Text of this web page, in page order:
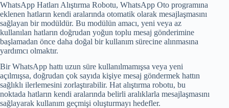
WhatsApp Hatları Alıştırma Robotu, WhatsApp Oto programına
eklenen hatların kendi aralarında otomatik olarak mesajlaşmasını
sağlayan bir modüldür. Bu modülün amacı, yeni veya az
kullanılan hatların doğrudan yoğun toplu mesaj gönderimine
başlamadan önce daha doğal bir kullanım sürecine alınmasına
yardımcı olmaktır.
Bir WhatsApp hattı uzun süre kullanılmamışsa veya yeni
açılmışsa, doğrudan çok sayıda kişiye mesaj göndermek hattın
sağlıklı ilerlemesini zorlaştırabilir. Hat alıştırma robotu, bu
noktada hatların kendi aralarında belirli aralıklarla mesajlaşmasını
sağlayarak kullanım geçmişi oluşturmayı hedefler.